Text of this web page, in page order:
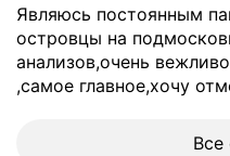
Являюсь постоянным
островцы на
анализов,очень
,самое главное,хочу
Все